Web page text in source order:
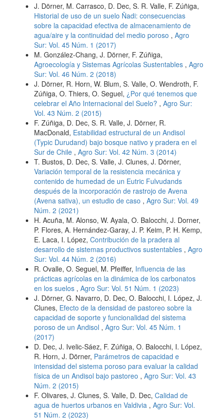
J. Dörner, M. Carrasco, D. Dec, S. R. Valle, F. Zúñiga,
Historial de uso de un suelo Ñadi: consecuencias
sobre la capacidad efectiva de almacenamiento de
agua/aire y la continuidad del medio poroso , Agro
Sur: Vol. 45 Núm. 1 (2017)
M. González-Chang, J. Dörner, F. Zúñiga,
Agroecología y Sistemas Agrícolas Sustentables , Agro
Sur: Vol. 46 Núm. 2 (2018)
J. Dörner, R. Horn, W. Blum, S. Valle, O. Wendroth, F.
Zúñiga, O. Thiers, O. Seguel, ¿Por qué tenemos que
celebrar el Año Internacional del Suelo? , Agro Sur:
Vol. 43 Núm. 2 (2015)
F. Zúñiga, D. Dec, S. R. Valle, J. Dörner, R.
MacDonald, Estabilidad estructural de un Andisol
(Typic Durudand) bajo bosque nativo y pradera en el
Sur de Chile , Agro Sur: Vol. 42 Núm. 3 (2014)
T. Bustos, D. Dec, S. Valle, J. Clunes, J. Dörner,
Variación temporal de la resistencia mecánica y
contenido de humedad de un Eutric Fulvudands
después de la incorporación de rastrojo de Avena
(Avena sativa), un estudio de caso , Agro Sur: Vol. 49
Núm. 2 (2021)
H. Acuña, M. Alonso, W. Ayala, O. Balocchi, J. Dorner,
P. Flores, A. Hernández-Garay, J. P. Keim, P. H. Kemp,
E. Laca, I. López, Contribución de la pradera al
desarrollo de sistemas productivos sustentables , Agro
Sur: Vol. 44 Núm. 2 (2016)
R. Ovalle, O. Seguel, M. Pfeiffer, Influencia de las
prácticas agrícolas en la dinámica de los carbonatos
en los suelos , Agro Sur: Vol. 51 Núm. 1 (2023)
J. Dörner, G. Navarro, D. Dec, O. Balocchi, I. López, J.
Clunes, Efecto de la densidad de pastoreo sobre la
capacidad de soporte y funcionalidad del sistema
poroso de un Andisol , Agro Sur: Vol. 45 Núm. 1
(2017)
D. Dec, J. Ivelic-Sáez, F. Zúñiga, O. Balocchi, I. López,
R. Horn, J. Dörner, Parámetros de capacidad e
intensidad del sistema poroso para evaluar la calidad
física de un Andisol bajo pastoreo , Agro Sur: Vol. 43
Núm. 2 (2015)
F. Olivares, J. Clunes, S. Valle, D. Dec, Calidad de
agua de huertos urbanos en Valdivia , Agro Sur: Vol.
51 Núm. 2 (2023)